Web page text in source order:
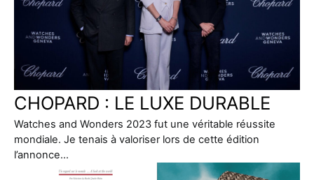
CHOPARD : LE LUXE DURABLE
Watches and Wonders 2023 fut une véritable réussite
mondiale. Je tenais à valoriser lors de cette édition
l’annonce…